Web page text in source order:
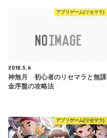
アプリゲーム(リセマラ)
2018.5.6
神無月 初心者のリセマラと無課
金序盤の攻略法
アプリゲーム(リセマラ)